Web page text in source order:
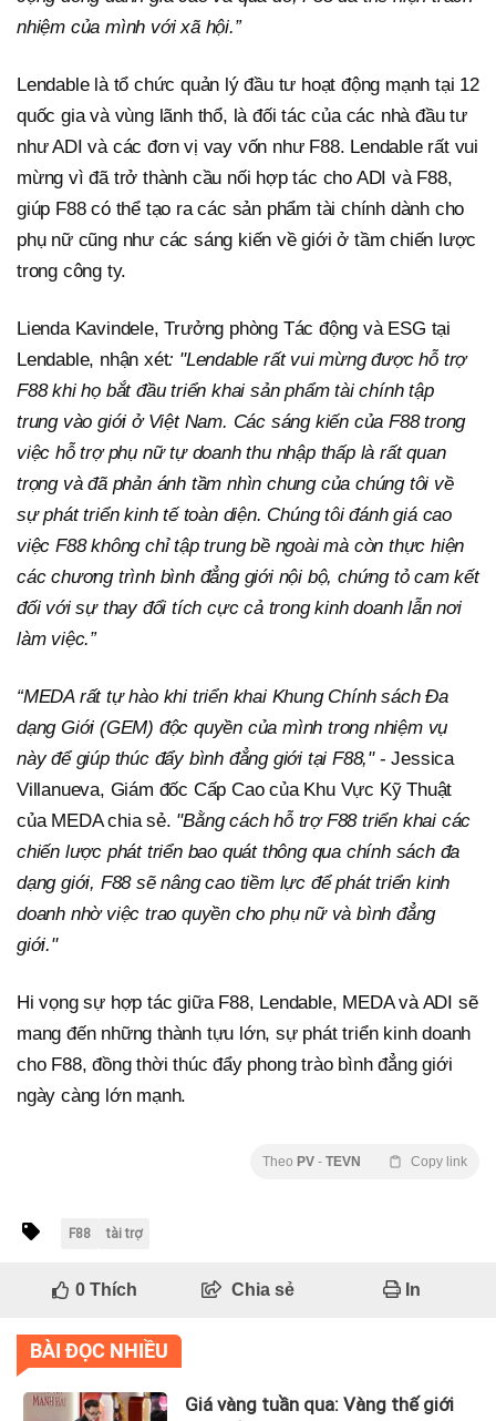
nhiệm của mình với xã hội.”
Lendable là tổ chức quản lý đầu tư hoạt động mạnh tại 12
quốc gia và vùng lãnh thổ, là đối tác của các nhà đầu tư
như ADI và các đơn vị vay vốn như F88. Lendable rất vui
mừng vì đã trở thành cầu nối hợp tác cho ADI và F88,
giúp F88 có thể tạo ra các sản phẩm tài chính dành cho
phụ nữ cũng như các sáng kiến ​​về giới ở tầm chiến lược
trong công ty.
Lienda Kavindele, Trưởng phòng Tác động và ESG tại
Lendable, nhận xét: "Lendable rất vui mừng được hỗ trợ
F88 khi họ bắt đầu triển khai sản phẩm tài chính tập
trung vào giới ở Việt Nam. Các sáng kiến ​​của F88 trong
việc hỗ trợ phụ nữ tự doanh thu nhập thấp là rất quan
trọng và đã phản ánh tầm nhìn chung của chúng tôi về
sự phát triển kinh tế toàn diện. Chúng tôi đánh giá cao
việc F88 không chỉ tập trung bề ngoài mà còn thực hiện
các chương trình bình đẳng giới nội bộ, chứng tỏ cam kết
đối với sự thay đổi tích cực cả trong kinh doanh lẫn nơi
làm việc.”
“MEDA rất tự hào khi triển khai Khung Chính sách Đa
dạng Giới (GEM) độc quyền của mình trong nhiệm vụ
này để giúp thúc đẩy bình đẳng giới tại F88,"- Jessica
Villanueva, Giám đốc Cấp Cao của Khu Vực Kỹ Thuật
của MEDA chia sẻ. "Bằng cách hỗ trợ F88 triển khai các
chiến lược phát triển bao quát thông qua chính sách đa
dạng giới, F88 sẽ nâng cao tiềm lực để phát triển kinh
doanh nhờ việc trao quyền cho phụ nữ và bình đẳng
giới."
Hi vọng sự hợp tác giữa F88, Lendable, MEDA và ADI sẽ
mang đến những thành tựu lớn, sự phát triển kinh doanh
cho F88, đồng thời thúc đẩy phong trào bình đẳng giới
ngày càng lớn mạnh.
Theo PV - TEVN Copy link
F88 tài trợ
0Thích Chia sẻ In
BÀI ĐỌC NHIỀU
Giá vàng tuần qua: Vàng thế giới